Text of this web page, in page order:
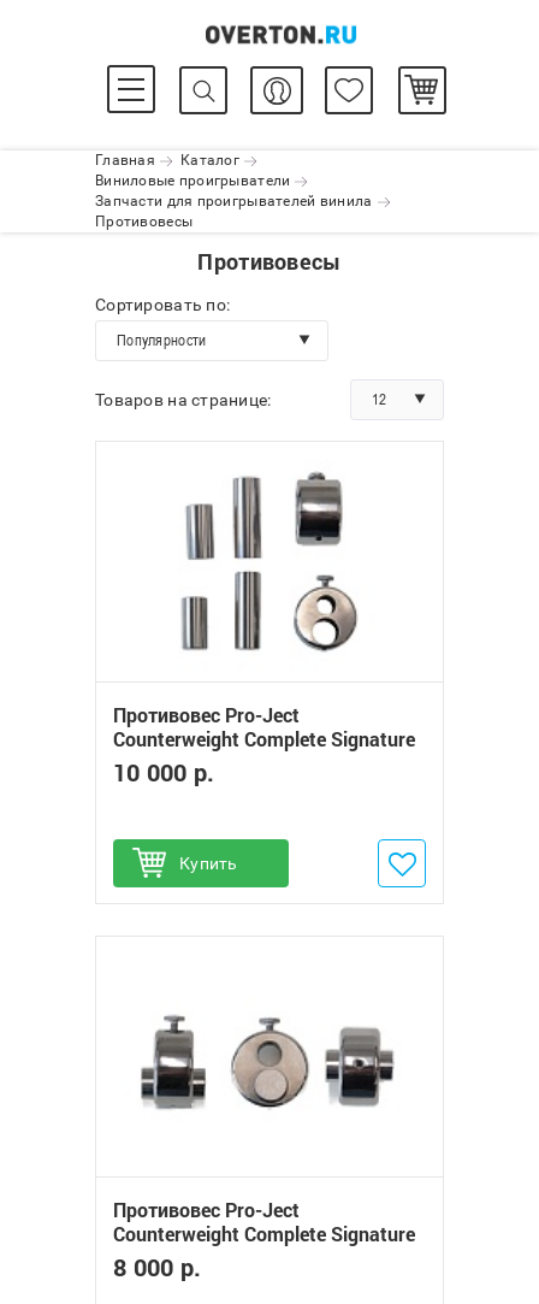
Главная
Каталог
Виниловые проигрыватели
Запчасти для проигрывателей винила
Противовесы
Противовесы
Сортировать по:
Популярности
Товаров на странице: 12
Противовес Pro-Ject
Counterweight Complete Signature
12
10 000 р.
Купить
Добавить в избранное
Противовес Pro-Ject
Counterweight Complete Signature
10
8 000 р.